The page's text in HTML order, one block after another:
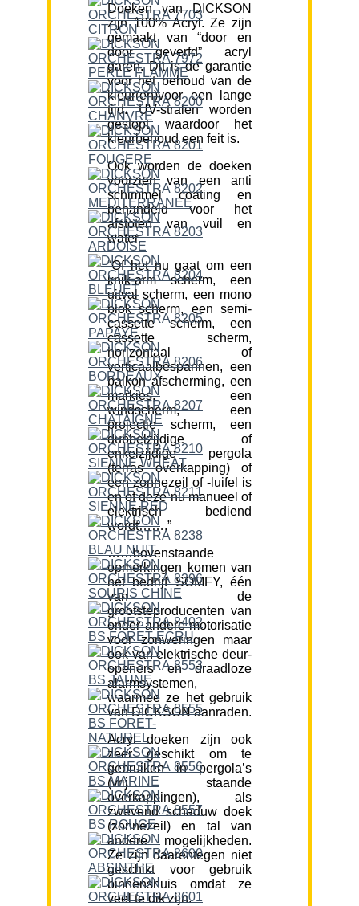
Doeken van DICKSON
zijn 100% Acryl. Ze zijn
gemaakt van “door en
door geverfd” acryl
garen. Dit is de garantie
voor het behoud van de
kleur(en)voor een lange
tijd. UV-stralen worden
gestopt waardoor het
kleurbehoud een feit is.
Ook worden de doeken
voorzien van een anti
schimmel coating en
behandeld voor het
afstoten van vuil en
water.
“Of het nu gaat om een
knik-arm scherm, een
uitval scherm, een mono
blok scherm, een semi-
cassette scherm, een
cassette scherm,
horizontaal of
verticaalbespannen, een
balkon afscherming, een
markies, een
windscherm, een
projectie scherm, een
dubbelzijdige of
enkelzijdige pergola
(terras overkapping) of
een zonnezeil of -luifel is
en of deze nu manueel of
elektrisch bediend
wordt…….”
……bovenstaande
opmerkingen komen van
het bedrijf SOMFY, één
van de
grootsteproducenten van
onder andere motorisatie
voor zonweringen maar
ook van elektrische deur-
openers en draadloze
alarmsystemen,
waarmee ze het gebruik
van DICKSON aanraden.
Acryl doeken zijn ook
zeer geschikt om te
gebruiken in pergola’s
(vrij staande
overkappingen), als
zwevend schaduw doek
(zonnezeil) en tal van
andere mogelijkheden.
Ze zijn daarentegen niet
geschikt voor gebruik
binnenshuis omdat ze
veel te dik zijn.